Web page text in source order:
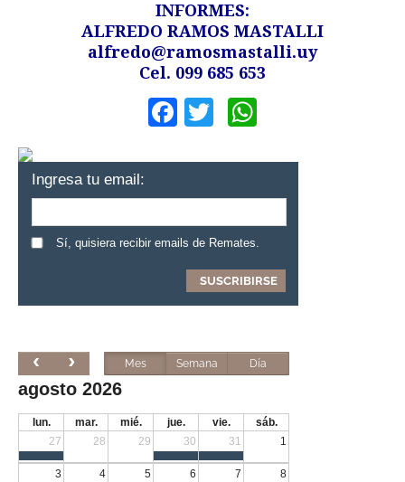
INFORMES:
ALFREDO RAMOS MASTALLI
alfredo@ramosmastalli.uy
Cel. 099 685 653
Facebook
Twitter
Ingresa tu email:
Sí, quisiera recibir emails de Remates.
Mes Semana Día
agosto 2026
lun. mar. mié. jue. vie.
sáb.
27
28 29 30 31 1
3 4 5 6 7 8